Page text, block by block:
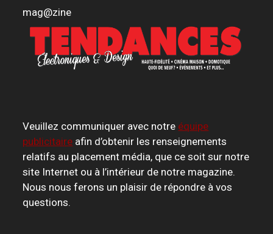
mag@zine
Veuillez communiquer avec notre équipe
publicitaire afin d’obtenir les renseignements
relatifs au placement média, que ce soit sur notre
site Internet ou à l’intérieur de notre magazine.
Nous nous ferons un plaisir de répondre à vos
questions.